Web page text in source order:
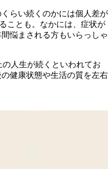
らい続くのかには個人差が
ことも。なかには、症状が
悩まされる方もいらっしゃ
人生が続くといわれてお
健康状態や生活の質を左右